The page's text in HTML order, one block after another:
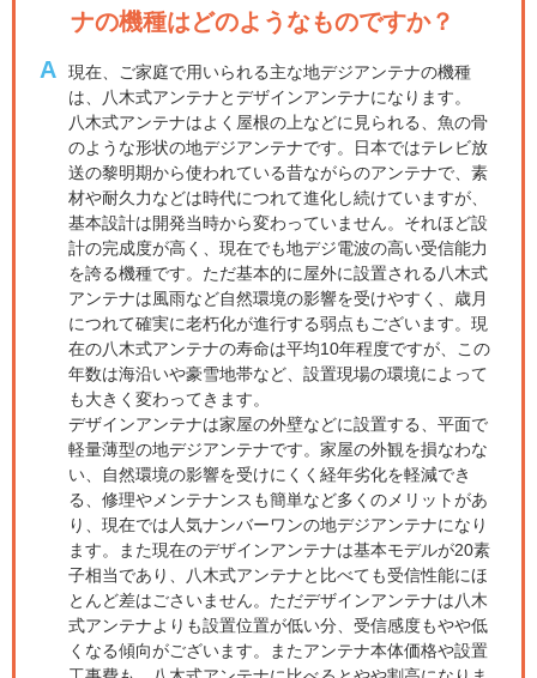
ナの機種はどのようなものですか？
A
現在、ご家庭で用いられる主な地デジアンテナの機種
は、八木式アンテナとデザインアンテナになります。
八木式アンテナはよく屋根の上などに見られる、魚の骨
のような形状の地デジアンテナです。日本ではテレビ放
送の黎明期から使われている昔ながらのアンテナで、素
材や耐久力などは時代につれて進化し続けていますが、
基本設計は開発当時から変わっていません。それほど設
計の完成度が高く、現在でも地デジ電波の高い受信能力
を誇る機種です。ただ基本的に屋外に設置される八木式
アンテナは風雨など自然環境の影響を受けやすく、歳月
につれて確実に老朽化が進行する弱点もございます。現
在の八木式アンテナの寿命は平均10年程度ですが、この
年数は海沿いや豪雪地帯など、設置現場の環境によって
も大きく変わってきます。
デザインアンテナは家屋の外壁などに設置する、平面で
軽量薄型の地デジアンテナです。家屋の外観を損なわな
い、自然環境の影響を受けにくく経年劣化を軽減でき
る、修理やメンテナンスも簡単など多くのメリットがあ
り、現在では人気ナンバーワンの地デジアンテナになり
ます。また現在のデザインアンテナは基本モデルが20素
子相当であり、八木式アンテナと比べても受信性能にほ
とんど差はごさいません。ただデザインアンテナは八木
式アンテナよりも設置位置が低い分、受信感度もやや低
くなる傾向がございます。またアンテナ本体価格や設置